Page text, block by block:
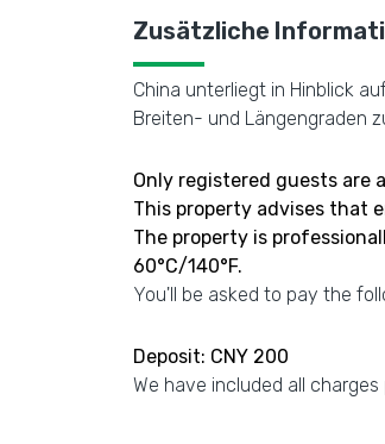
Zusätzliche
China unterliegt in Hinblick
Breiten- und Längengraden
Only registered guests are
This property advises that
The property is
60°C/140°F.
You'll be asked to pay the
Deposit: CNY 200
We have included all